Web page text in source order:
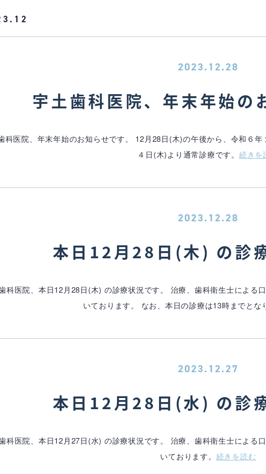
2023.12.28
宇土歯科医院、年末年始の
科医院、年末年始のお知らせです。 12月28日(木)の午後から、令和６
４日(木)より通常診療です。 続きを
2023.12.28
本日12月28日(木) の診
科医院、本日12月28日(木) の診療状況です。 治療、歯科衛生士による
いております。 なお、本日の診療は13時までとな
2023.12.27
本日12月28日(水) の診
科医院、本日12月27日(水) の診療状況です。 治療、歯科衛生士による
いております。 続きを読む